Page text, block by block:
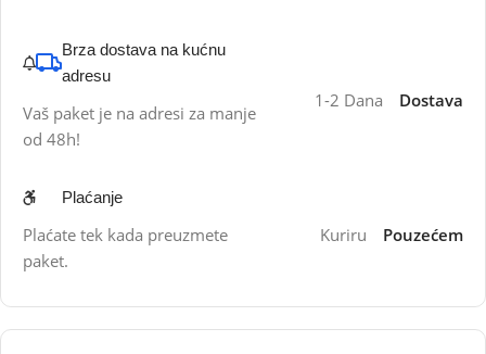
Brza dostava na kućnu
adresu
Vaš paket je na adresi za manje
od 48h!
1-2 Dana Dostava
Plaćanje
Plaćate tek kada preuzmete
paket.
Kuriru Pouzećem